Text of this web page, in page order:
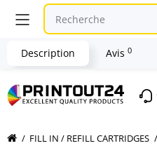
FILL IN / REFILL CARTRIDGES
Description Avis 0